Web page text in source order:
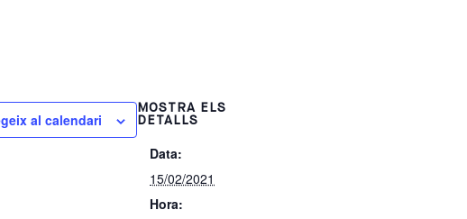
al calendari
MOSTRA ELS
DETALLS
Data:
15/02/2021
Hora: